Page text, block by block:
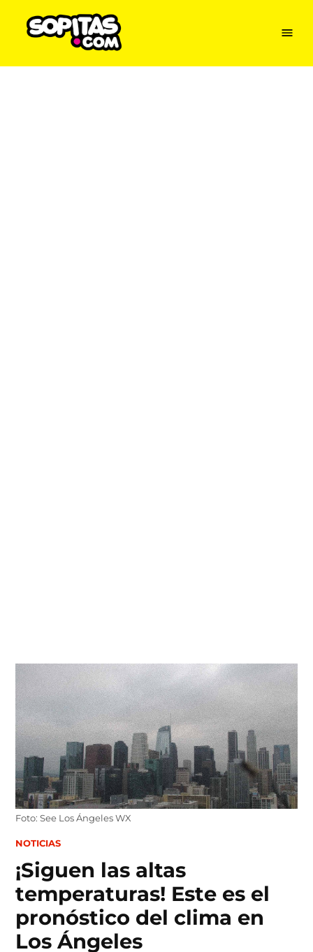
content
Menu
Foto: See Los Ángeles WX
POSTED
NOTICIAS
¡Siguen las altas
temperaturas! Este es el
pronóstico del clima en
Los Ángeles